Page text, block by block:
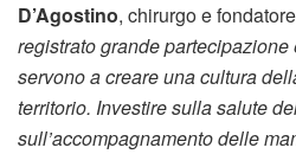
D’Agostino, chirurgo e
registrato grande
servono a creare una cultura
territorio. Investire sulla salute
sull’accompagnamento delle